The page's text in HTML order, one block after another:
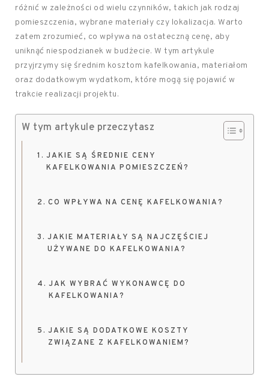
różnić w zależności od wielu czynników, takich jak rodzaj
pomieszczenia, wybrane materiały czy lokalizacja. Warto
zatem zrozumieć, co wpływa na ostateczną cenę, aby
uniknąć niespodzianek w budżecie. W tym artykule
przyjrzymy się średnim kosztom kafelkowania, materiałom
oraz dodatkowym wydatkom, które mogą się pojawić w
trakcie realizacji projektu.
W tym artykule przeczytasz
JAKIE SĄ ŚREDNIE CENY
KAFELKOWANIA POMIESZCZEŃ?
CO WPŁYWA NA CENĘ KAFELKOWANIA?
JAKIE MATERIAŁY SĄ NAJCZĘŚCIEJ
UŻYWANE DO KAFELKOWANIA?
JAK WYBRAĆ WYKONAWCĘ DO
KAFELKOWANIA?
JAKIE SĄ DODATKOWE KOSZTY
ZWIĄZANE Z KAFELKOWANIEM?